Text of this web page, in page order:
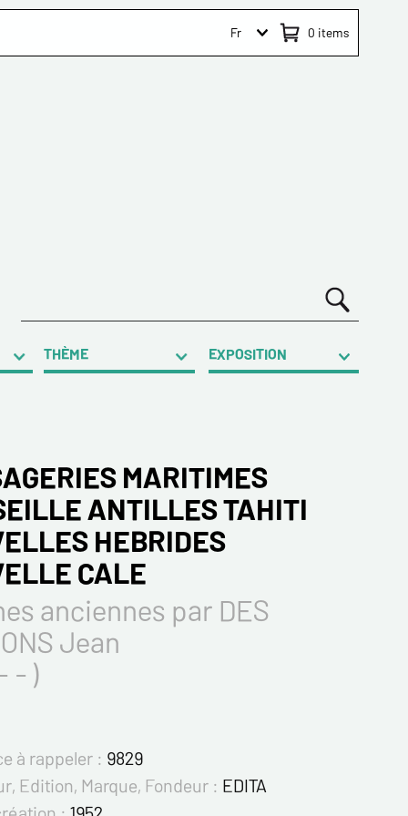
0 items
Fr
THÈME EXPOSITION
MARITIMES
ANTILLES TAHITI
HEBRIDES
CALE
anciennes par DES
Jean
- )
à rappeler : 9829
Edition, Marque, Fondeur : EDITA